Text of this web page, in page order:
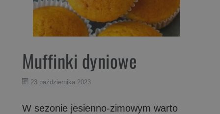
Muffinki dyniowe
23 października 2023
W sezonie jesienno-zimowym warto